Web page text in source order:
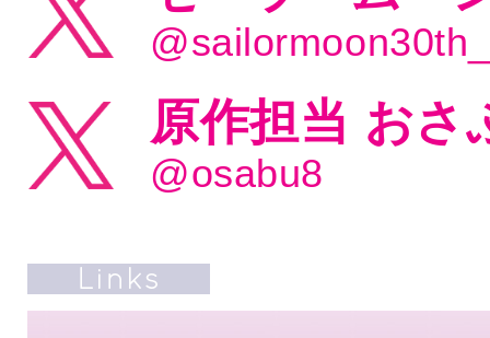
@sailormoon30th_
原作担当 おさ
@osabu8